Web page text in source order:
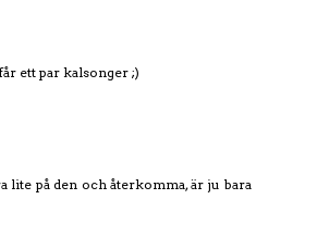
ett par kalsonger ;)
lite på den och återkomma, är ju bara